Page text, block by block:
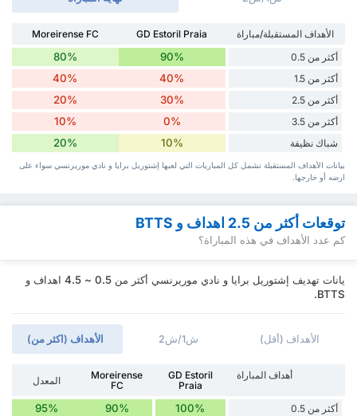
الأهداف المستقبلة/مباراة GD Estoril Praia
Moreirense FC
أكثر من 0.5
90%
80%
أكثر من 1.5 40%
40%
أكثر من 2.5 30%
20%
أكثر من 3.5 0%
10%
شباك نظيفة 10%
20%
بيانات الأهداف المستقبلة تشمل كل المباريات التي لعبها إشتوريل برايا و نادي موريرنسي سواء ‏على
ارضه أو خارجها.
توقعات أكثر من 2.5 اهداف و BTTS
كم عدد الأهداف في هذه المباراة؟
يانات تهديف إشتوريل برايا و نادي موريرنسي أكثر من 0.5 ~ 4.5 اهداف و
BTTS.
الأهداف (اكثر من) ش1/ش2 الأهداف (أقل)
أهداف المباراة
GD Estoril
Praia
Moreirense
FC
المعدل
أكثر من 0.5 100%
90%
95%